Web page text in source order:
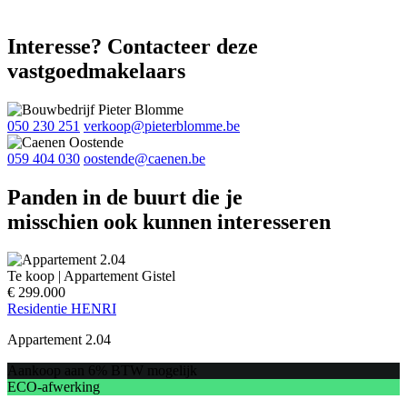
Interesse? Contacteer deze
vastgoedmakelaars
050 230 251 verkoop@pieterblomme.be
059 404 030 oostende@caenen.be
Panden in de buurt die je
misschien ook kunnen interesseren
Te koop Appartement Gistel
€ 299.000
Residentie HENRI
Appartement 2.04
Aankoop aan 6% BTW mogelijk
ECO-afwerking